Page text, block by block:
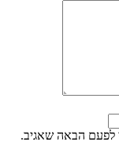
לפעם הבאה שאגיב.